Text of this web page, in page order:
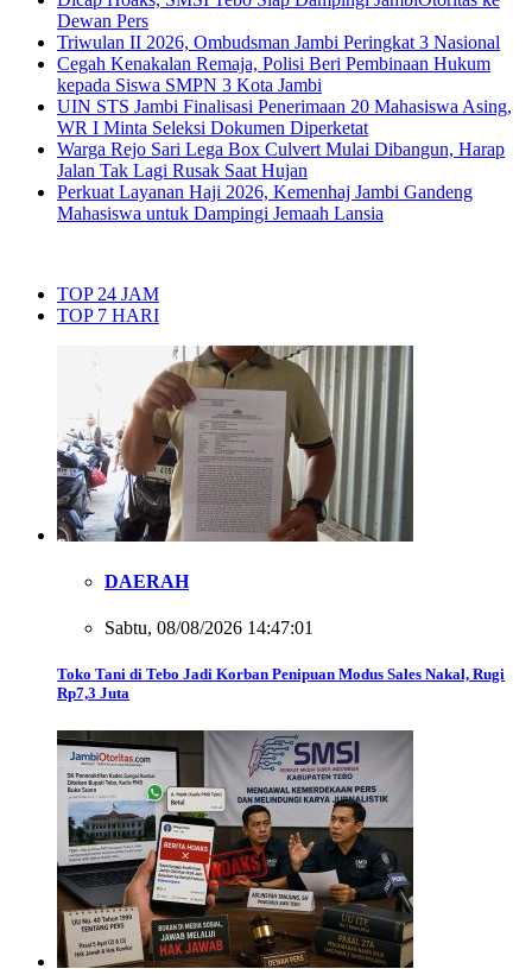
Dewan Pers
Triwulan II 2026, Ombudsman Jambi Peringkat 3 Nasional
Cegah Kenakalan Remaja, Polisi Beri Pembinaan Hukum
kepada Siswa SMPN 3 Kota Jambi
UIN STS Jambi Finalisasi Penerimaan 20 Mahasiswa Asing,
WR I Minta Seleksi Dokumen Diperketat
Warga Rejo Sari Lega Box Culvert Mulai Dibangun, Harap
Jalan Tak Lagi Rusak Saat Hujan
Perkuat Layanan Haji 2026, Kemenhaj Jambi Gandeng
Mahasiswa untuk Dampingi Jemaah Lansia
TOP 24 JAM
TOP 7 HARI
DAERAH
Sabtu, 08/08/2026 14:47:01
Toko Tani di Tebo Jadi Korban Penipuan Modus Sales Nakal, Rugi
Rp7,3 Juta